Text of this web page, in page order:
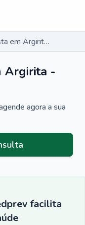
Dermatologista em Argirita - MG
Argirita -
agora a sua
facilita